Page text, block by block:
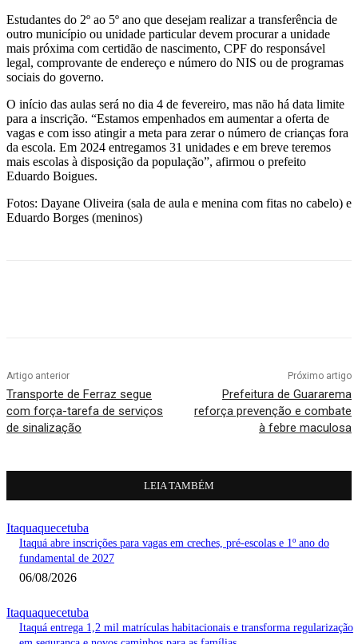
Estudantes do 2º ao 5º ano que desejam realizar a transferência de
outro município ou unidade particular devem procurar a unidade
mais próxima com certidão de nascimento, CPF do responsável
legal, comprovante de endereço e número do NIS ou de programas
sociais do governo.
O início das aulas será no dia 4 de fevereiro, mas não há data limite
para a inscrição. “Estamos empenhados em aumentar a oferta de
vagas e com isso atingir a meta para zerar o número de crianças fora
da escola. Em 2024 entregamos 31 unidades e em breve teremos
mais escolas à disposição da população”, afirmou o prefeito
Eduardo Boigues.
Fotos: Dayane Oliveira (sala de aula e menina com fitas no cabelo) e
Eduardo Borges (meninos)
Artigo anterior
Transporte de Ferraz segue
com força-tarefa de serviços
de sinalização
Próximo artigo
Prefeitura de Guararema
reforça prevenção e combate
à febre maculosa
LEIA TAMBÉM
Itaquaquecetuba
Itaquá abre inscrições para vagas em creches, pré-escolas e 1º ano do
fundamental de 2027
06/08/2026
Itaquaquecetuba
Itaquá entrega 1,2 mil matrículas habitacionais e transforma regularização